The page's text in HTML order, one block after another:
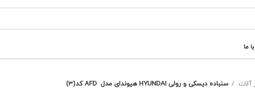
ما
آلات سنباده دیسکی و رولی HYUNDAI هیوندای مدل AFD کد(3)